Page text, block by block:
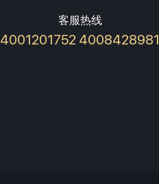
客服热线
4001201752 4008428981